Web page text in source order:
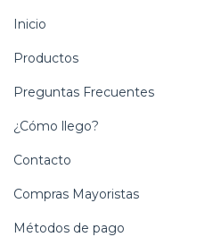
Inicio
Productos
Preguntas Frecuentes
¿Cómo llego?
Contacto
Compras Mayoristas
Métodos de pago